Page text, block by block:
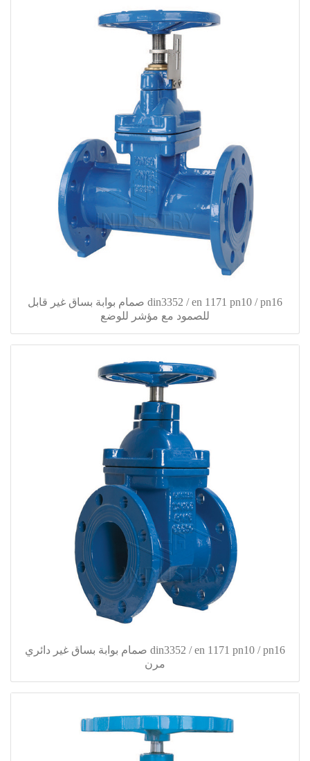
din3352 / en 1171 pn10 / pn16 صمام بوابة بساق غير قابل
للصمود مع مؤشر للوضع
din3352 / en 1171 pn10 / pn16 صمام بوابة بساق غير دائري
مرن